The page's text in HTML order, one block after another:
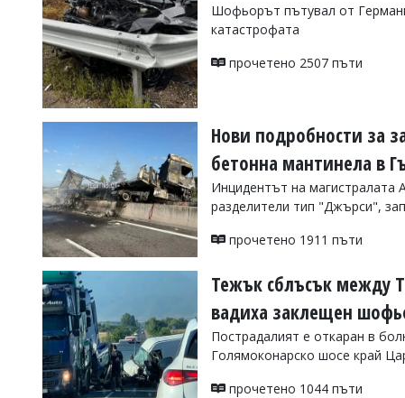
ВОЙНАТА
УКРАЙНА
СПОРТ
РАЗСЛЕДВАНЕ
Управители:
Веселин
Василев,
v.vasilev@flagman.bg
Касабова,
k.kassabova@flagman.bg
Главен
редактор:
Шофьорът пътувал от
катастрофата
прочетено 2507 пъти
Нови подробности за
бетонна мантинела в
Инцидентът на магистралата
разделители тип "Джърси",
прочетено 1911 пъти
Тежък сблъсък между
вадиха заклещен
Пострадалият е откаран в
Голямоконарско шосе край
прочетено 1044 пъти